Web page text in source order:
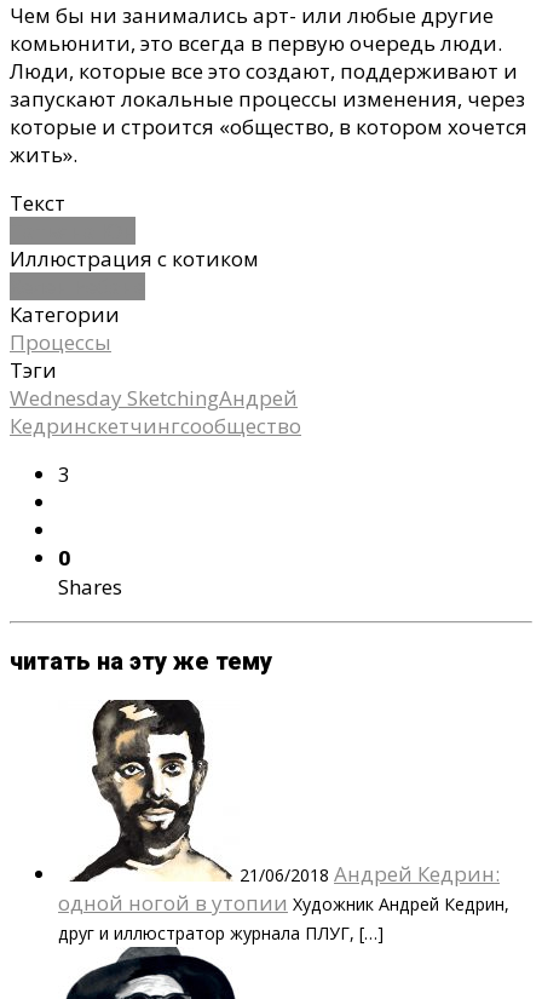
Чем бы ни занимались арт- или любые другие
комьюнити, это всегда в первую очередь люди.
Люди, которые все это создают, поддерживают и
запускают локальные процессы изменения, через
которые и строится «общество, в котором хочется
жить».
Текст
Иллюстрация с котиком
Категории
Процессы
Тэги
Wednesday SketchingАндрей
Кедринскетчингсообщество
3
0
Shares
читать на эту же тему
21/06/2018 Андрей Кедрин:
одной ногой в утопии Художник Андрей Кедрин,
друг и иллюстратор журнала ПЛУГ, […]